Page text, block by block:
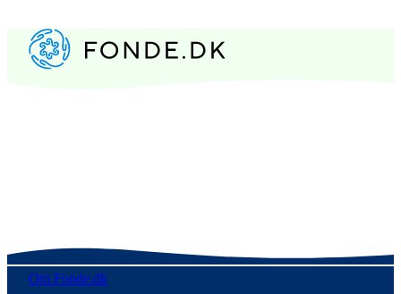
Om Fonde.dk